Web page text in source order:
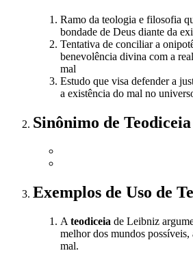
Ramo da teologia e filosofia
bondade de Deus diante da
Tentativa de conciliar a
benevolência divina com a
mal
Estudo que visa defender a
a existência do mal no
Sinônimo de Teodiceia
Exemplos de Uso de
A teodiceia de Leibniz
melhor dos mundos possíveis,
mal.